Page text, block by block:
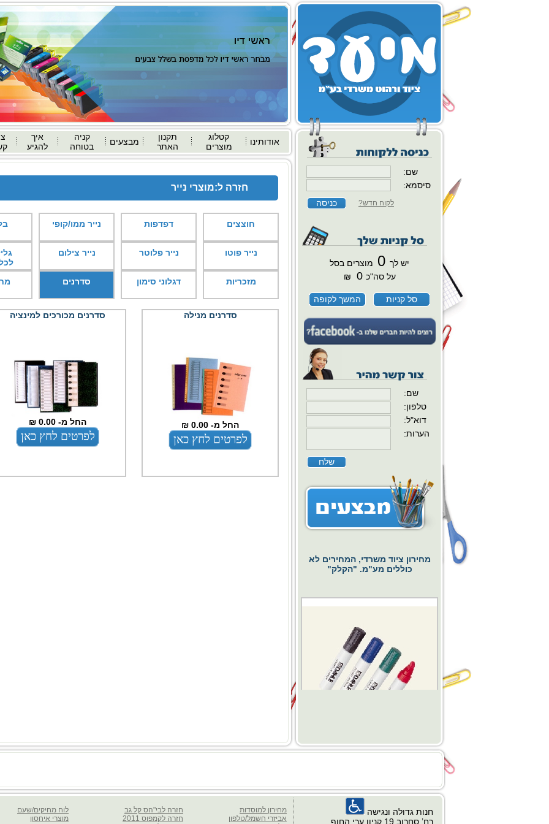
איך
להגיע
קניה
בטוחה
מבצעים
תקנון
האתר
קטלוג
מוצרים
אודותינו
חזרה ל:מוצרי נייר
חוצצים דפדפות נייר ממו/קופי
נייר פוטו נייר פלוטר נייר צילום
מזכריות
דגלוני סימון סדרנים
סדרנים מנילה
החל מ- 0.00 ₪
לפרטים לחץ כאן
סדרנים מכורכים למינציה
החל מ- 0.00 ₪
לפרטים לחץ כאן
שם:
סיסמא:
לקוח חדש?
יש לך
מוצרים בסל
₪
0 על סה"כ
המשך לקופה סל קניות
:שם
:טלפון
:דוא"ל
:הערות
כוללים מע"מ. "הקלק"
החל מ- 0.00 ₪
מחירון למוסדות
אביזרי חשמל/טלפון
חזרה לבי"הס קל גב
חזרה לקמפוס 2011
לוח מחיקים/שעם
מוצרי איחסון
חנות גדולה ונגישה
רח’ סחרוב 19 קניון ערי החוף